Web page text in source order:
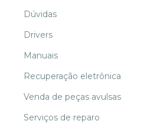
Dúvidas
Drivers
Manuais
Recuperação eletrônica
Venda de peças avulsas
Serviços de reparo